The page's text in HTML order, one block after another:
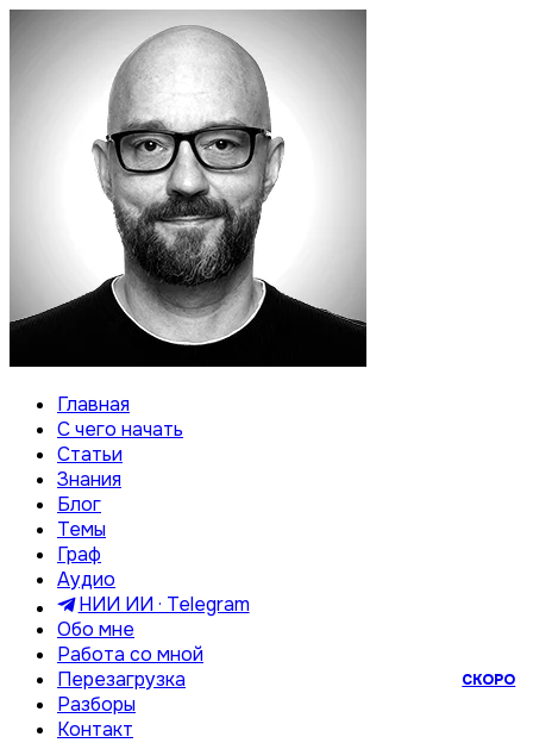
Главная
С чего начать
Статьи
Знания
Блог
Темы
Граф
Аудио
НИИ ИИ · Telegram
Обо мне
Работа со мной
Перезагрузка
СКОРО
Разборы
Контакт